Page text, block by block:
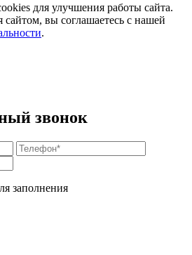
для улучшения работы сайта.
сайтом, вы соглашаетесь с нашей
.
звонок
заполнения